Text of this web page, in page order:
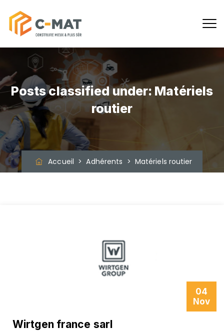
Posts classified under: Matériels
routier
Accueil >Adhérents > Matériels routier
04
Nov
Wirtgen france sarl